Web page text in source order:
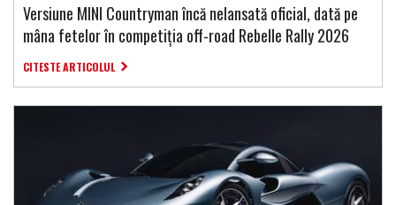
Versiune MINI Countryman încă nelansată oficial, dată pe
mâna fetelor în competiția off-road Rebelle Rally 2026
CITESTE ARTICOLUL